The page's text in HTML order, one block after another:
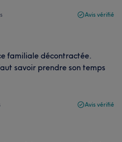
Avis vérifié
familiale décontractée.
savoir prendre son temps
Avis vérifié